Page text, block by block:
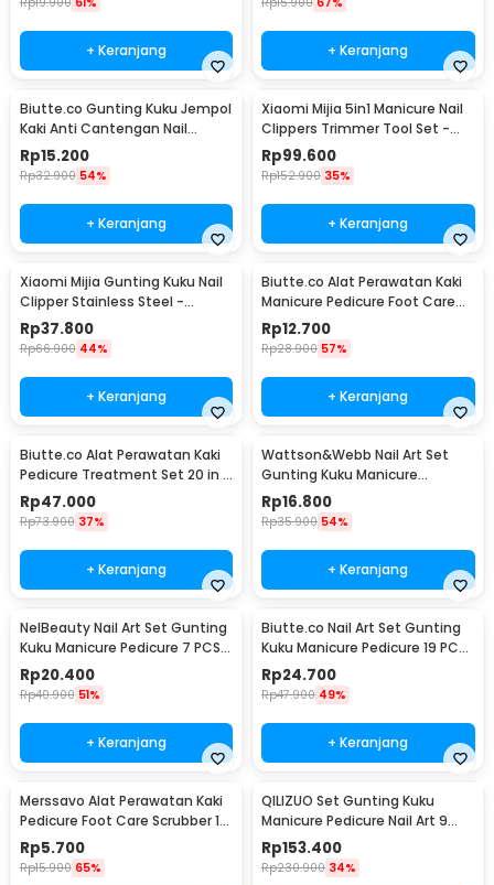
+ Keranjang + Keranjang
Biutte.co Gunting Kuku Jempol
Kaki Anti Cantengan Nail
Clipper - MZ-020
Rp15.200
Rp32.900 54%
+ Keranjang
Xiaomi Mijia 5in1 Manicure Nail
Clippers Trimmer Tool Set -
MJZJD002QW
Rp99.600
Rp152.900 35%
+ Keranjang
Xiaomi Mijia Gunting Kuku Nail
Clipper Stainless Steel -
MJZJD001QW
Rp37.800
Rp66.900 44%
+ Keranjang
Biutte.co Alat Perawatan Kaki
Manicure Pedicure Foot Care
8in1 - IN1807
Rp12.700
Rp28.900 57%
+ Keranjang
Biutte.co Alat Perawatan Kaki
Pedicure Treatment Set 20 in 1
- GR5663
Rp47.000
Rp73.900 37%
+ Keranjang
Wattson&Webb Nail Art Set
Gunting Kuku Manicure
Pedicure 12 PCS - B07T
Rp16.800
Rp35.900 54%
+ Keranjang
NelBeauty Nail Art Set Gunting
Kuku Manicure Pedicure 7 PCS -
7023D
Rp20.400
Rp40.900 51%
+ Keranjang
Biutte.co Nail Art Set Gunting
Kuku Manicure Pedicure 19 PCS
- i7000D
Rp24.700
Rp47.900 49%
+ Keranjang
Merssavo Alat Perawatan Kaki
Pedicure Foot Care Scrubber 1
PCS - HB07
Rp5.700
Rp15.900 65%
QILIZUO Set Gunting Kuku
Manicure Pedicure Nail Art 9
PCS - 309
Rp153.400
Rp230.900 34%